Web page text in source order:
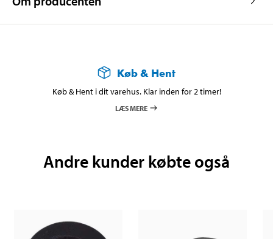
Køb & Hent
Køb & Hent i dit varehus. Klar inden for 2 timer!
LÆS MERE
Andre kunder købte også